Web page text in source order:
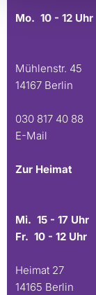
Mo. 10 - 12 Uhr
Mühlenstr. 45
14167 Berlin
030 817 40 88
E-Mail
Zur Heimat
Mi. 15 - 17 Uhr
Fr. 10 - 12 Uhr
Heimat 27
14165 Berlin